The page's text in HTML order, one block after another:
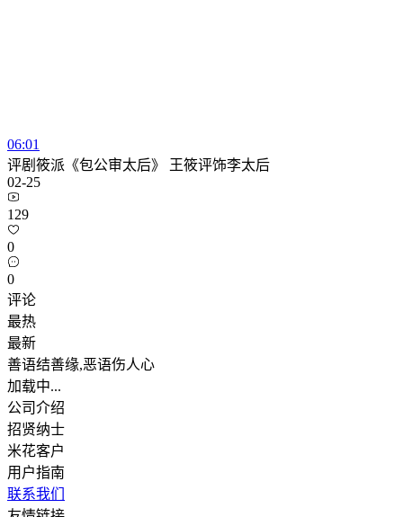
06:01
评剧筱派《包公审太后》 王筱评饰李太后
02-25
129
0
0
评论
最热
最新
善语结善缘,恶语伤人心
加载中...
公司介绍
招贤纳士
米花客户
用户指南
联系我们